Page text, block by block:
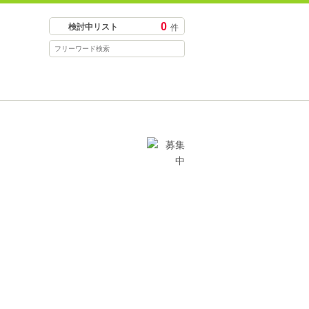
検討中リスト 0 件